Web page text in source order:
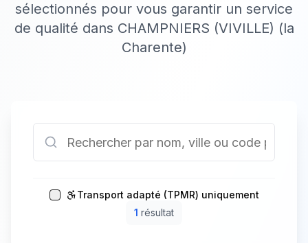
sélectionnés pour vous garantir un service
de qualité dans CHAMPNIERS (VIVILLE) (la
Charente)
Transport adapté (TPMR) uniquement
1 résultat